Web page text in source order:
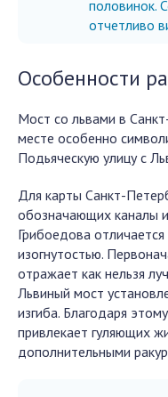
половинок.
отчетливо
Особенности
Мост со львами в
месте особенно
Подьяческую улицу с
Для карты Санкт-
обозначающих каналы
Грибоедова
изогнутостью.
отражает как нельзя
Львиный мост
изгиба. Благодаря
привлекает гуляющих
дополнительными